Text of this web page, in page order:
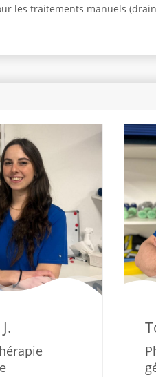
les traitements manuels